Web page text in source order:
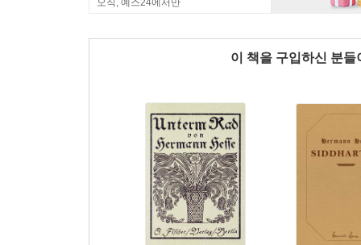
오직, 예스24에서만
이 책을 구입하신 분